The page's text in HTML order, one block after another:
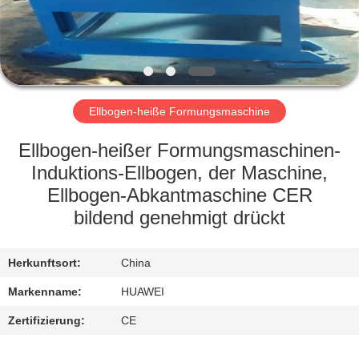
VR
SHOW
ÜBER
FABRIK-
AUSFLUG
TRETEN
SIE
Ellbogen-heiße Formungsmaschine
Ellbogen-heißer Formungsmaschinen-
Induktions-Ellbogen, der Maschine,
Ellbogen-Abkantmaschine CER
bildend genehmigt drückt
Herkunftsort: China
Markenname: HUAWEI
Zertifizierung: CE